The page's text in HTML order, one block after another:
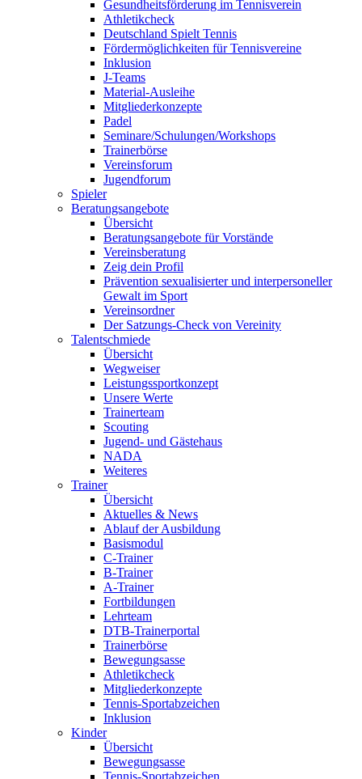
Gesundheitsförderung im Tennisverein
Athletikcheck
Deutschland Spielt Tennis
Fördermöglichkeiten für Tennisvereine
Inklusion
J-Teams
Material-Ausleihe
Mitgliederkonzepte
Padel
Seminare/Schulungen/Workshops
Trainerbörse
Vereinsforum
Jugendforum
Spieler
Beratungsangebote
Übersicht
Beratungsangebote für Vorstände
Vereinsberatung
Zeig dein Profil
Prävention sexualisierter und interpersoneller
Gewalt im Sport
Vereinsordner
Der Satzungs-Check von Vereinity
Talentschmiede
Übersicht
Wegweiser
Leistungssportkonzept
Unsere Werte
Trainerteam
Scouting
Jugend- und Gästehaus
NADA
Weiteres
Trainer
Übersicht
Aktuelles & News
Ablauf der Ausbildung
Basismodul
C-Trainer
B-Trainer
A-Trainer
Fortbildungen
Lehrteam
DTB-Trainerportal
Trainerbörse
Bewegungsasse
Athletikcheck
Mitgliederkonzepte
Tennis-Sportabzeichen
Inklusion
Kinder
Übersicht
Bewegungsasse
Tennis-Sportabzeichen